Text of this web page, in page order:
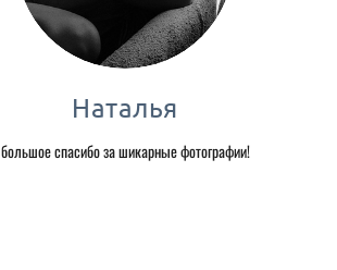
Наталья
большое спасибо за шикарные фотографии!